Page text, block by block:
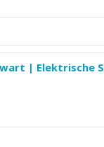
| Elektrische